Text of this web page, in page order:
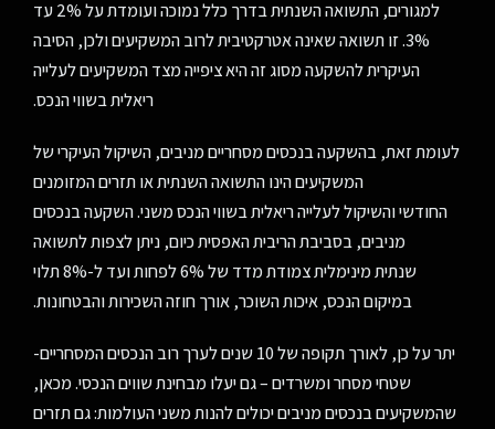
למגורים, התשואה השנתית בדרך כלל נמוכה ועומדת על 2% עד
3%. זו תשואה שאינה אטרקטיבית לרוב המשקיעים ולכן, הסיבה
העיקרית להשקעה מסוג זה היא ציפייה מצד המשקיעים לעלייה
ריאלית בשווי הנכס.
לעומת זאת, בהשקעה בנכסים מסחריים מניבים, השיקול העיקרי של
המשקיעים הינו התשואה השנתית או תזרים המזומנים
החודשי והשיקול לעלייה ריאלית בשווי הנכס משני. השקעה בנכסים
מניבים, בסביבת הריבית האפסית כיום, ניתן לצפות לתשואה
שנתית מינימלית צמודת מדד של 6% לפחות ועד ל-8% תלוי
במיקום הנכס, איכות השוכר, אורך חוזה השכירות והבטחונות.
יתר על כן, לאורך תקופה של 10 שנים לערך רוב הנכסים המסחריים-
שטחי מסחר ומשרדים – גם יעלו מבחינת שווים הנכסי. מכאן,
שהמשקיעים בנכסים מניבים יכולים להנות משני העולמות: גם תזרים